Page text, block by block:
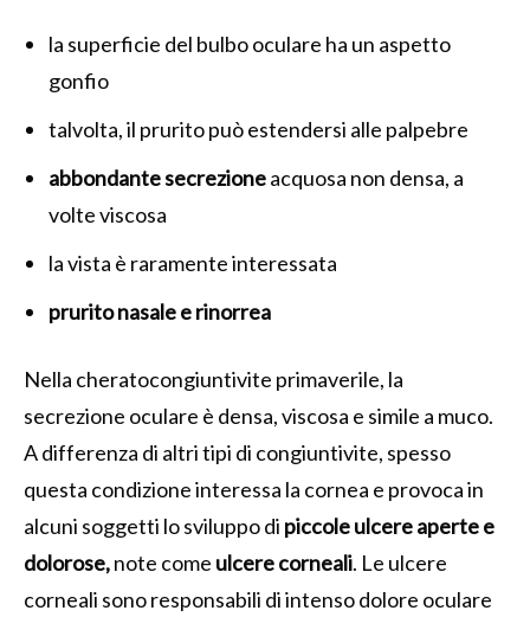
la superficie del bulbo oculare ha un aspetto
gonfio
talvolta, il prurito può estendersi alle palpebre
abbondante secrezioneacquosa non densa, a
volte viscosa
la vista è raramente interessata
prurito nasale e rinorrea
Nella cheratocongiuntivite primaverile, la
secrezione oculare è densa, viscosa e simile a muco.
A differenza di altri tipi di congiuntivite, spesso
questa condizione interessa la cornea e provoca in
alcuni soggetti lo sviluppo di piccole ulcere aperte e
dolorose,note come ulcere corneali. Le ulcere
corneali sono responsabili di intenso dolore oculare